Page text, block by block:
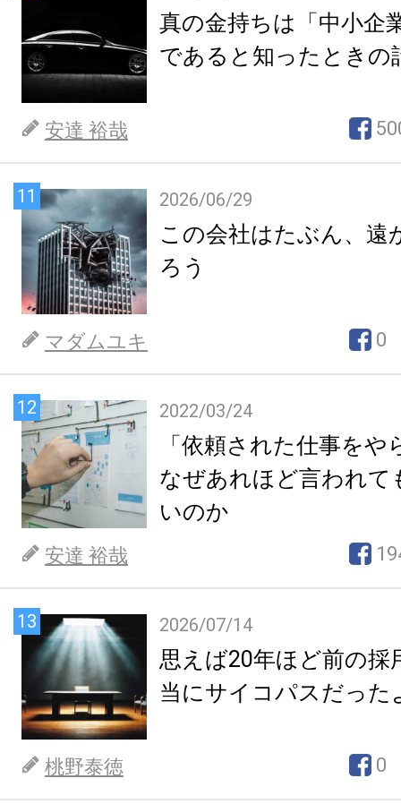
真の金持ちは「中小企
であると知ったときの
安達 裕哉
11 2026/06/29
この会社はたぶん、遠
ろう
マダムユキ 0
12 2022/03/24
「依頼された仕事を
なぜあれほど言われて
いのか
安達 裕哉
13 2026/07/14
思えば20年ほど前の採
当にサイコパスだった
桃野泰徳 0